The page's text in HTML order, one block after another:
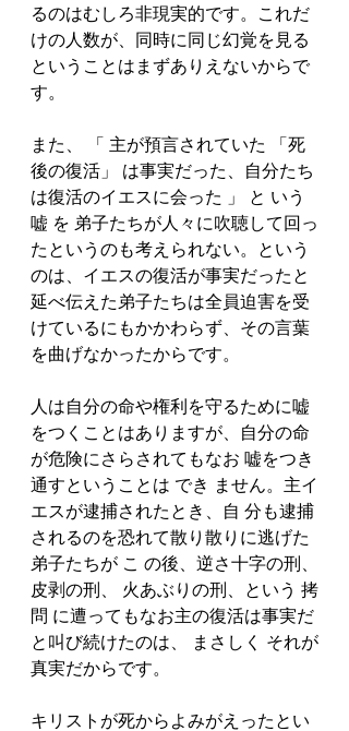
るのはむしろ非現実的です。これだ
けの人数が、同時に同じ幻覚を見る
ということはまずありえないからで
す。
また、 「 主が預言されていた 「死
後の復活」 は事実だった、自分たち
は復活のイエスに会った 」 と いう
嘘 を 弟子たちが人々に吹聴して回っ
たというのも考えられない。という
のは、イエスの復活が事実だったと
延べ伝えた弟子たちは全員迫害を受
けているにもかかわらず、その言葉
を曲げなかったからです。
人は自分の命や権利を守るために嘘
をつくことはありますが、自分の命
が危険にさらされてもなお 嘘をつき
通すということは でき ません。主イ
エスが逮捕されたとき、自 分も逮捕
されるのを恐れて散り散りに逃げた
弟子たちが こ の後、逆さ十字の刑、
皮剥の刑、 火あぶりの刑、という 拷
問 に遭ってもなお主の復活は事実だ
と叫び続けたのは、 まさしく それが
真実だからです。
キリストが死からよみがえったとい